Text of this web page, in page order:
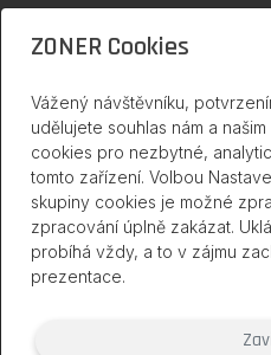
Zoner
inPage
ZONER Cookies
Vážený návštěvníku,
udělujete souhlas nám a
cookies pro nezbytné,
tomto zařízení. Volbou
skupiny cookies je možné
zpracování úplně zakázat.
probíhá vždy, a to v zájmu
prezentace.